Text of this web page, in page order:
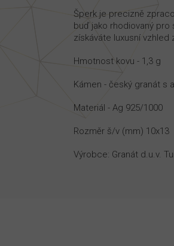
Šperk je precizně
buď jako rhodiovaný
získáváte luxusní
Hmotnost kovu - 1,3 g
Kámen - český granát s
Materiál - Ag 925/1000
Rozměr š/v (mm) 10x13
Výrobce: Granát d.u.v.